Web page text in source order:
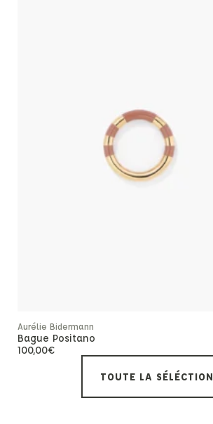
Aurélie Bidermann
Bague Positano
100,00€
TOUTE LA SÉLÉCTION